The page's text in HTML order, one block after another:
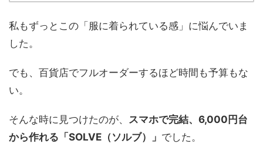
私もずっとこの「服に着られている感」に悩んでいま
した。
でも、百貨店でフルオーダーするほど時間も予算もな
い。
そんな時に見つけたのが、 スマホで完結、6,000円台
から作れる「SOLVE（ソルブ）」 でした。